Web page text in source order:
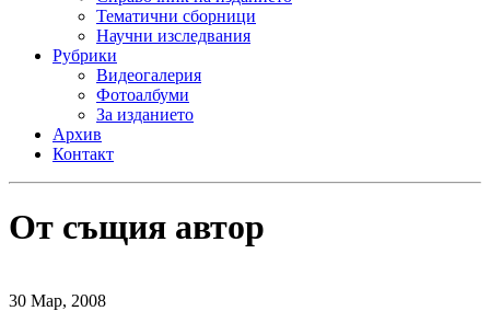
Тематични сборници
Научни изследвания
Рубрики
Видеогалерия
Фотоалбуми
За изданието
Архив
Контакт
От същия автор
30 Мар, 2008